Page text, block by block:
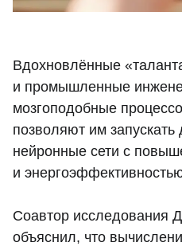
Вдохновлённые
и промышленные
мозгоподобные
позволяют им
нейронные сети с
и
Соавтор исследования
объяснил, что